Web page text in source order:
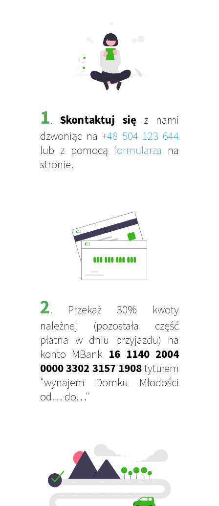
1. Skontaktuj się z nami
dzwoniąc na+48 504 123 644
lub z pomocą formularza na
stronie.
2. Przekaż 30% kwoty
należnej (pozostała część
płatna w dniu przyjazdu) na
konto MBank 16 1140 2004
0000 3302 3157 1908tytułem
"wynajem Domku Młodości
od… do…"